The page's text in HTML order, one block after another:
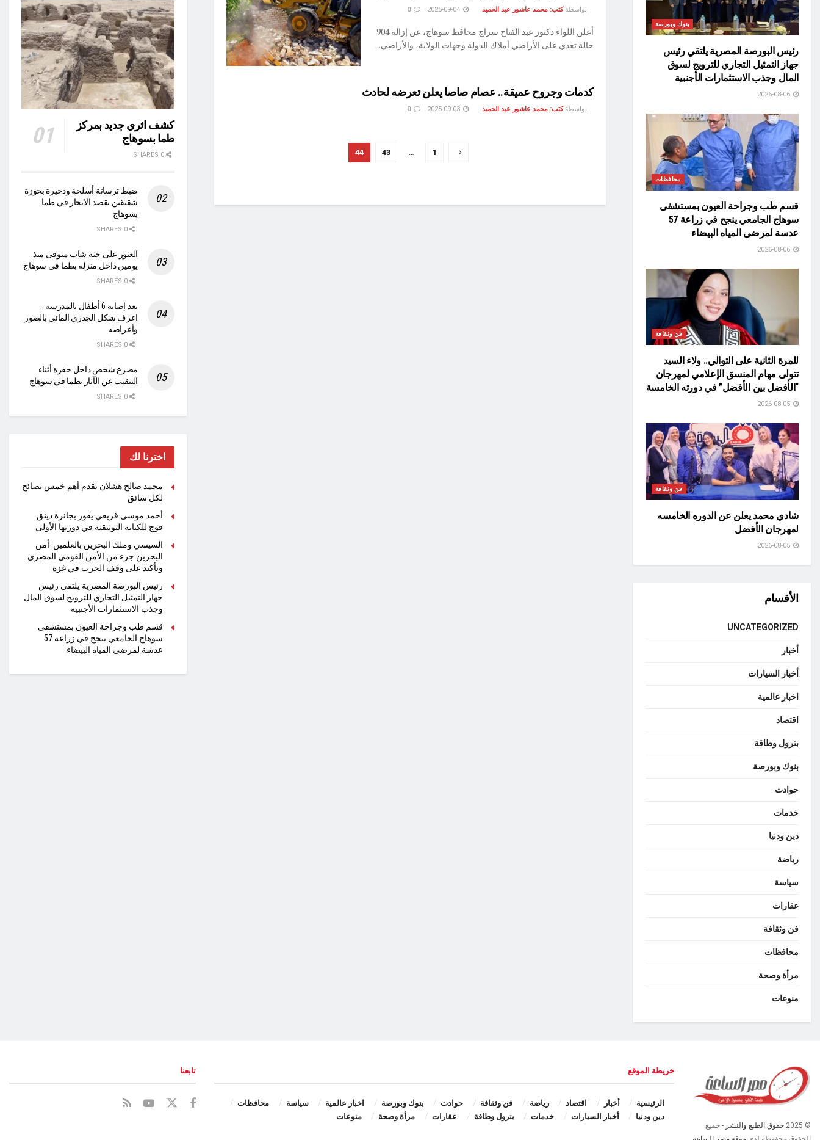
بواسطة كتب: محمد عاشور عبد الحميد 0
أعلن اللواء دكتور عبد الفتاح سراج محافظ سوهاج، عن إزالة 904
حالة تعدي على الأراضي أملاك الدولة وجهات الولاية، والأراضي...
كدمات وجروح عميقة.. عصام صاصا يعلن تعرضه لحادث
بواسطة كتب: محمد عاشور عبد الحميد 0
1
43
44
بنوك وبورصة
رئيس البورصة المصرية يلتقي رئيس
جهاز التمثيل التجاري للترويج لسوق
المال وجذب الاستثمارات الأجنبية
محافظات
قسم طب وجراحة العيون بمستشفى
سوهاج الجامعي ينجح في زراعة 57
عدسة لمرضى المياه البيضاء
فن وثقافة
للمرة الثانية على التوالي.. ولاء السيد
تتولى مهام المنسق الإعلامي لمهرجان
“الأفضل بين الأفضل” في دورته الخامسة
فن وثقافة
شادي محمد يعلن عن الدوره الخامسه
لمهرجان الأفضل
الأقسام
UNCATEGORIZED
أخبار
أخبار السيارات
اخبار عالمية
اقتصاد
بترول وطاقة
بنوك وبورصة
حوادث
خدمات
دين ودنيا
رياضة
سياسة
عقارات
فن وثقافة
محافظات
مرأة وصحة
منوعات
كشف اثري جديد بمركز
طما بسوهاج
ضبط ترسانة أسلحة وذخيرة بحوزة
شقيقين بقصد الاتجار في طما
بسوهاج
العثور على جثة شاب متوفى منذ
يومين داخل منزله بطما في سوهاج
بعد إصابة 6 أطفال بالمدرسة..
اعرف شكل الجدري المائي بالصور
وأعراضه
مصرع شخص داخل حفرة أثناء
التنقيب عن الآثار بطما في سوهاج
اخترنا لك
محمد صالح هشلان يقدم أهم خمس نصائح
لكل سائق
أحمد موسى قريعي يفوز بجائزة دينق
قوج للكتابة التوثيقية في دورتها الأولى
السيسي وملك البحرين بالعلمين: أمن
البحرين جزء من الأمن القومي المصري
وتأكيد على وقف الحرب في غزة
رئيس البورصة المصرية يلتقي رئيس
جهاز التمثيل التجاري للترويج لسوق المال
وجذب الاستثمارات الأجنبية
قسم طب وجراحة العيون بمستشفى
سوهاج الجامعي ينجح في زراعة 57
عدسة لمرضى المياه البيضاء
© 2025 حقوق الطبع والنشر - جميع
خريطة الموقع
الرئيسية أخبار اقتصاد رياضة فن وثقافة حوادث بنوك وبورصة اخبار عالمية سياسة
محافظات
دين ودنيا
أخبار السيارات خدمات بترول وطاقة عقارات مرأة وصحة منوعات
تابعنا